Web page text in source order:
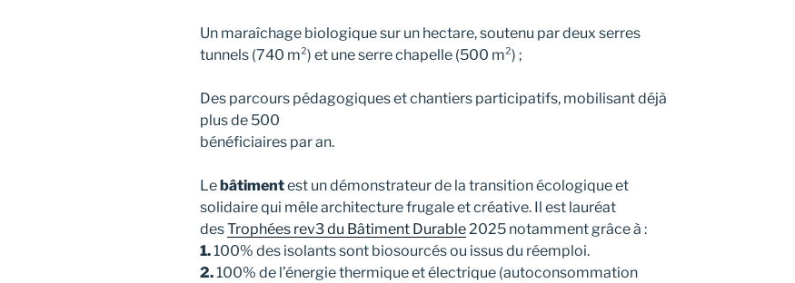
Un maraîchage biologique sur un hectare, soutenu par deux serres
tunnels (740 m²) et une serre chapelle (500 m²) ;
Des parcours pédagogiques et chantiers participatifs, mobilisant déjà
plus de 500
bénéficiaires par an.
Le bâtimentest un démonstrateur de la transition écologique et
solidaire qui mêle architecture frugale et créative. Il est lauréat
desTrophées rev3 du Bâtiment Durable2025 notamment grâce à :
1.100% des isolants sont biosourcés ou issus du réemploi.
2.100% de l’énergie thermique et électrique (autoconsommation